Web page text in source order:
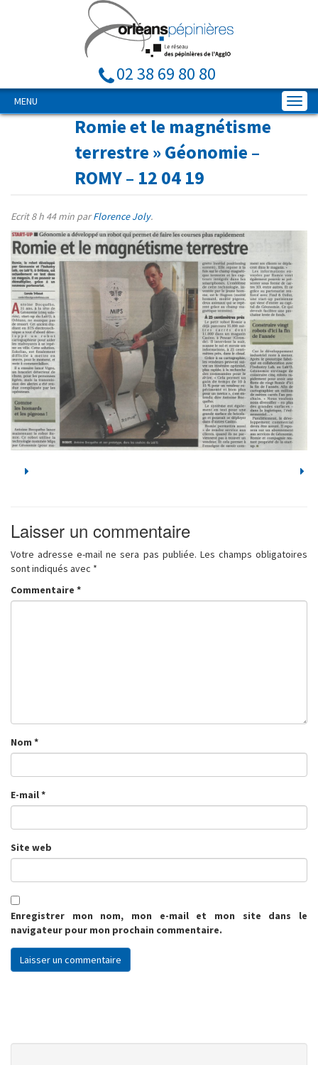
02 38 69 80 80
MENU
Romie et le magnétisme
terrestre » Géonomie –
ROMY – 12 04 19
Ecrit8 h 44 min parFlorence Joly.
Laisser un commentaire
Votre adresse e-mail ne sera pas publiée. Les champs obligatoires
sont indiqués avec *
Commentaire *
Nom *
E-mail*
Site web
Enregistrer mon nom, mon e-mail et mon site dans le
navigateur pour mon prochain commentaire.